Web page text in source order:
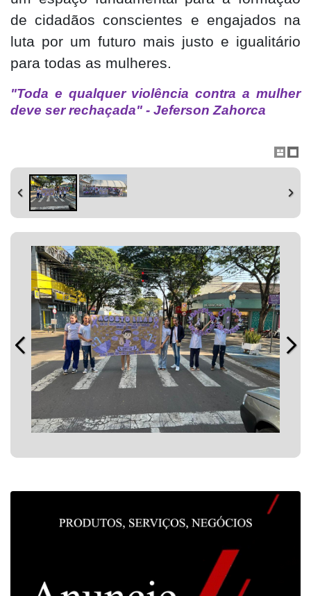
de cidadãos conscientes e engajados na
luta por um futuro mais justo e igualitário
para todas as mulheres.
"Toda e qualquer violência contra a mulher
deve ser rechaçada" - Jeferson Zahorca